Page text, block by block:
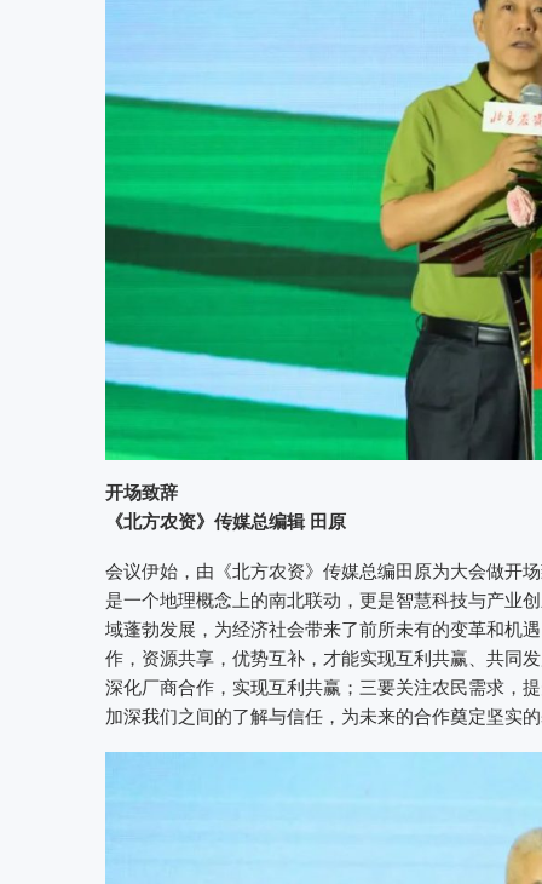
开场致辞
《北方农资》传媒总编辑 田原
会议伊始，由《北方农资》传媒总编田原为大会做开
是一个地理概念上的南北联动，更是智慧科技与产业
域蓬勃发展，为经济社会带来了前所未有的变革和机
作，资源共享，优势互补，才能实现互利共赢、共同
深化厂商合作，实现互利共赢；三要关注农民需求，
加深我们之间的了解与信任，为未来的合作奠定坚实